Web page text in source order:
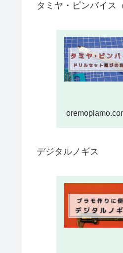
タミヤ・ピンバイス
デジタルノギス